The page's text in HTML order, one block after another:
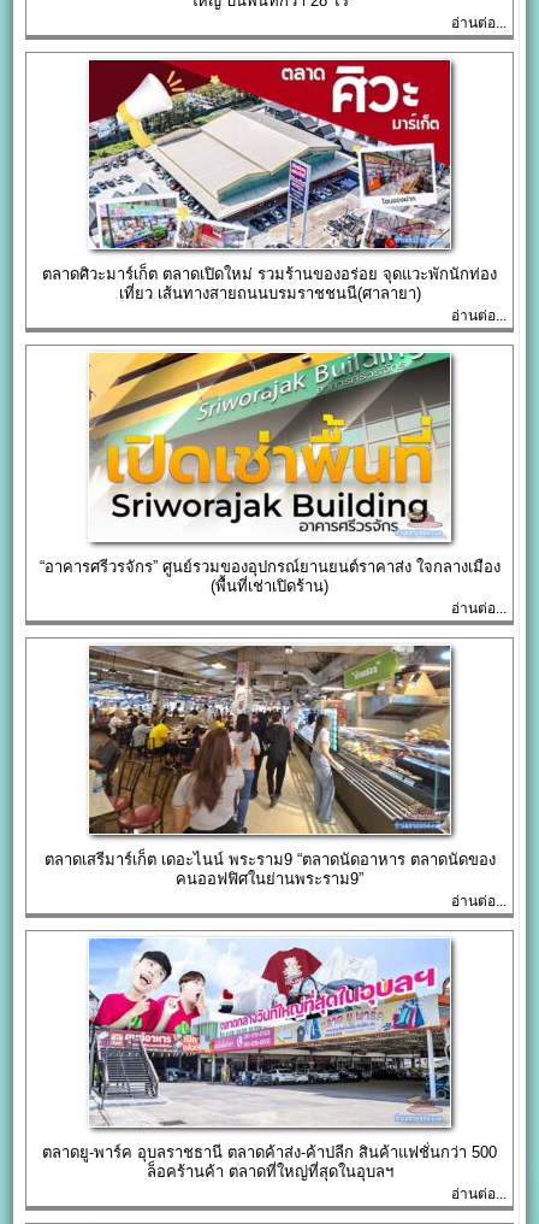
อ่านต่อ...
ตลาดศิวะมาร์เก็ต ตลาดเปิดใหม่ รวมร้านของอร่อย จุดแวะพักนักท่อง
เที่ยว เส้นทางสายถนนบรมราชชนนี(ศาลายา)
อ่านต่อ...
“อาคารศรีวรจักร” ศูนย์รวมของอุปกรณ์ยานยนต์ราคาส่ง ใจกลางเมือง
(พื้นที่เช่าเปิดร้าน)
อ่านต่อ...
ตลาดเสรีมาร์เก็ต เดอะไนน์ พระราม9 “ตลาดนัดอาหาร ตลาดนัดของ
คนออฟฟิศในย่านพระราม9”
อ่านต่อ...
ตลาดยู-พาร์ค อุบลราชธานี ตลาดค้าส่ง-ค้าปลีก สินค้าแฟชั่นกว่า 500
ล็อคร้านค้า ตลาดที่ใหญ่ที่สุดในอุบลฯ
อ่านต่อ...